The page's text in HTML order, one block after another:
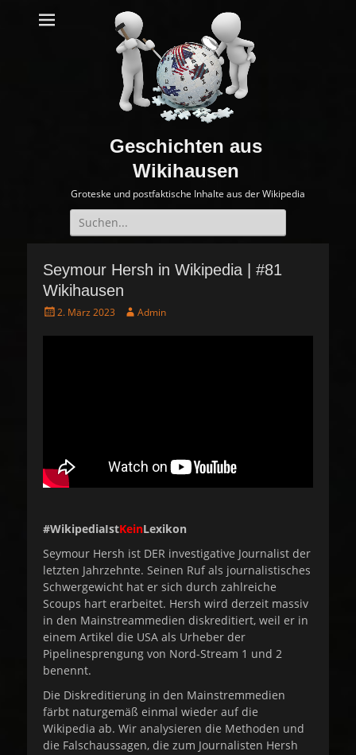
Geschichten aus
Wikihausen
Groteske und postfaktische Inhalte aus der Wikipedia
Suche
nach:
Seymour Hersh in Wikipedia | #81
Wikihausen
P
s
2. März 2023
A
t
Admin
#WikipediaIstKeinLexikon
Seymour Hersh ist DER investigative Journalist der
letzten Jahrzehnte. Seinen Ruf als journalistisches
Schwergewicht hat er sich durch zahlreiche
Scoups hart erarbeitet. Hersh wird derzeit massiv
in den Mainstreammedien diskreditiert, weil er in
einem Artikel die USA als Urheber der
Pipelinesprengung von Nord-Stream 1 und 2
benennt.
Die Diskreditierung in den Mainstremmedien
färbt naturgemäß einmal wieder auf die
Wikipedia ab. Wir analysieren die Methoden und
die Falschaussagen, die zum Journalisten Hersh